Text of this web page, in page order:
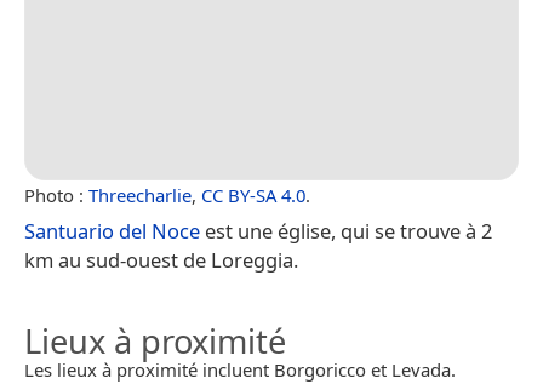
Photo : Threecharlie, CC BY-SA 4.0.
Santuario del Noce est une église, qui se trouve à 2
km au sud-ouest de Loreggia.
Lieux à proximité
Les lieux à proximité incluent Borgoricco et Levada.